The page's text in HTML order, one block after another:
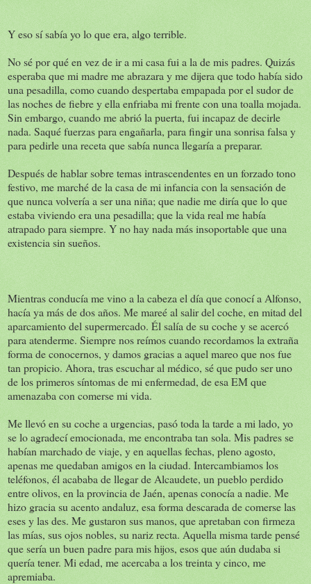
Y eso sí sabía yo lo que era, algo terrible.
No sé por qué en vez de ir a mi casa fui a la de mis padres. Quizás
esperaba que mi madre me abrazara y me dijera que todo había sido
una pesadilla, como cuando despertaba empapada por el sudor de
las noches de fiebre y ella enfriaba mi frente con una toalla mojada.
Sin embargo, cuando me abrió la puerta, fui incapaz de decirle
nada. Saqué fuerzas para engañarla, para fingir una sonrisa falsa y
para pedirle una receta que sabía nunca llegaría a preparar.
Después de hablar sobre temas intrascendentes en un forzado tono
festivo, me marché de la casa de mi infancia con la sensación de
que nunca volvería a ser una niña; que nadie me diría que lo que
estaba viviendo era una pesadilla; que la vida real me había
atrapado para siempre. Y no hay nada más insoportable que una
existencia sin sueños.
Mientras conducía me vino a la cabeza el día que conocí a Alfonso,
hacía ya más de dos años. Me mareé al salir del coche, en mitad del
aparcamiento del supermercado. Él salía de su coche y se acercó
para atenderme. Siempre nos reímos cuando recordamos la extraña
forma de conocernos, y damos gracias a aquel mareo que nos fue
tan propicio. Ahora, tras escuchar al médico, sé que pudo ser uno
de los primeros síntomas de mi enfermedad, de esa EM que
amenazaba con comerse mi vida.
Me llevó en su coche a urgencias, pasó toda la tarde a mi lado, yo
se lo agradecí emocionada, me encontraba tan sola. Mis padres se
habían marchado de viaje, y en aquellas fechas, pleno agosto,
apenas me quedaban amigos en la ciudad. Intercambiamos los
teléfonos, él acababa de llegar de Alcaudete, un pueblo perdido
entre olivos, en la provincia de Jaén, apenas conocía a nadie. Me
hizo gracia su acento andaluz, esa forma descarada de comerse las
eses y las des. Me gustaron sus manos, que apretaban con firmeza
las mías, sus ojos nobles, su nariz recta. Aquella misma tarde pensé
que sería un buen padre para mis hijos, esos que aún dudaba si
quería tener. Mi edad, me acercaba a los treinta y cinco, me
apremiaba.